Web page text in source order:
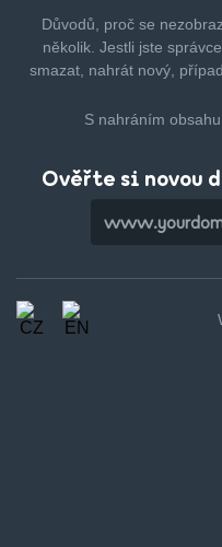
Důvodů, proč se
několik. Jestli jste
smazat, nahrát nový,
S nahráním
Ověřte si novou